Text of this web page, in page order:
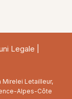
Legale
Letailleur,
Alpes-Côte